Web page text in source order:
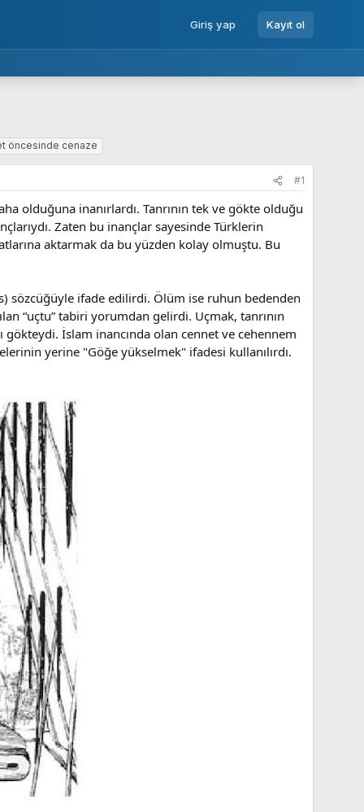
Giriş yap Kayıt ol
öncesinde cenaze
#1
olduğuna inanırlardı. Tanrının tek ve gökte olduğu
Zaten bu inançlar sayesinde Türklerin
aktarmak da bu yüzden kolay olmuştu. Bu
sözcüğüyle ifade edilirdi. Ölüm ise ruhun bedenden
“uçtu” tabiri yorumdan gelirdi. Uçmak, tanrının
İslam inancında olan cennet ve cehennem
yerine "Göğe yükselmek" ifadesi kullanılırdı.